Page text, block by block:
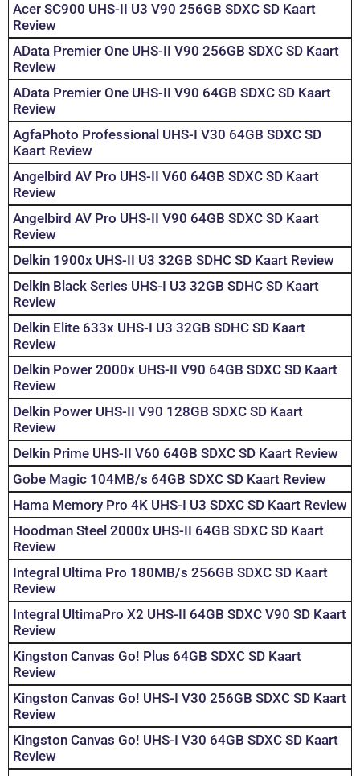
Acer SC900 UHS-II U3 V90 256GB SDXC SD Kaart
Review
AData Premier One UHS-II V90 256GB SDXC SD Kaart
Review
AData Premier One UHS-II V90 64GB SDXC SD Kaart
Review
AgfaPhoto Professional UHS-I V30 64GB SDXC SD
Kaart Review
Angelbird AV Pro UHS-II V60 64GB SDXC SD Kaart
Review
Angelbird AV Pro UHS-II V90 64GB SDXC SD Kaart
Review
Delkin 1900x UHS-II U3 32GB SDHC SD Kaart Review
Delkin Black Series UHS-I U3 32GB SDHC SD Kaart
Review
Delkin Elite 633x UHS-I U3 32GB SDHC SD Kaart
Review
Delkin Power 2000x UHS-II V90 64GB SDXC SD Kaart
Review
Delkin Power UHS-II V90 128GB SDXC SD Kaart
Review
Delkin Prime UHS-II V60 64GB SDXC SD Kaart Review
Gobe Magic 104MB/s 64GB SDXC SD Kaart Review
Hama Memory Pro 4K UHS-I U3 SDXC SD Kaart Review
Hoodman Steel 2000x UHS-II 64GB SDXC SD Kaart
Review
Integral Ultima Pro 180MB/s 256GB SDXC SD Kaart
Review
Integral UltimaPro X2 UHS-II 64GB SDXC V90 SD Kaart
Review
Kingston Canvas Go! Plus 64GB SDXC SD Kaart
Review
Kingston Canvas Go! UHS-I V30 256GB SDXC SD Kaart
Review
Kingston Canvas Go! UHS-I V30 64GB SDXC SD Kaart
Review